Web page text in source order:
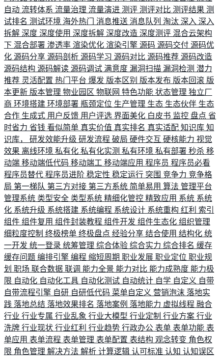
自动 流转体系 流量治理 流量演进 测评 测评对比 测评结果 测
试排名 测试环境 海外热门 消息推送 消息队列 淘汰 深入 深入
拆解 深度 深度使用 深度拆解 深度改造 深度测评 混合云架构
下 混合部署 渗透率 渲染优化 渲染引擎 源码 源码交付 源码优
化 源码分享 源码剖析 源码学习 源码对比 源码推荐 源码改造
源码结构 源码解读 源码调试 满意度 漏洞扫描 漏洞检测 潜力
推荐 灵活配置 热门平台 爆发 版本区别 版本发布 版本回滚 版
本更新 版本管理 物业园区 物联网 特色功能 状态管理 独立厂
商 环境搭建 环境部署 瓶颈定位 生产管理 生态 生态伙伴 生态
合作 生成式 用户反馈 用户评选 界面美化 白皮书 监控 盘点 省
时省力 省钱 看似简单 真实价值 真实排名 真实适配 知识库 知
识库， 研发效能升级 研发流程 破局 硬件交互 硬核能力 视觉
效果 离线环境 私有化 私有化实测 私有环境 私有部署 秒杀 移
动端 移动端低代码 移动端工 移动端应用 程序员 程序员必看
程序员替代 程序员进阶 稳定性 稳定运行 突围 竞争力 竞争格
局 第一梯队 第三方对接 第三方系统 简单易用 算法 管理平台
管理系统 类型安全 类型系统 精细化管控 精致应用 系统 系统
化 系统升级 系统搭建 系统编程 系统设计 系统重构 红利 索引
组件 组件复用 组件封装教程 组件开发 组件生态化 组织管理
细粒度控制 终极榜单 终极盘点 经验分享 结合使用 结构化 统
一开发 统一登录 统筹管理 综合体验 综合实力 综合排名 缓存
缓存问题 编排引擎 编程 缩短周期 职业发展 职业定位 职业规
划 职场 联合数据 联调 能力全景 能力对比 能力成熟度 能力极
限 自动化 自动化工具 自动化测试 自动统计 自学 自定义 自带
自带流程引擎 自研 自研低代码 菜单自定义 营销泡沫 落地实
践 落地总结 落地效果排名 落地案例 落地能力 虚拟线程 融合
行业 行业专属 行业乱象 行业大模型 行业定制 行业方案 行业
洗牌 行业现状 行业红利 行业趋势 行政办公 表单 表单功能 表
单应用 表单流程 表单管理 表单配置 表结构 观念转变 角色权
限 角色管理 解决方法 解析 计算逻辑 认可标准 认知 认知误区